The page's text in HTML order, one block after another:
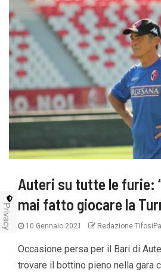
Auteri su tutte le furie:
mai fatto giocare la
10 Gennaio 2021 Redazione
Occasione persa per il Bari di
trovare il bottino pieno nella gara
Privacy